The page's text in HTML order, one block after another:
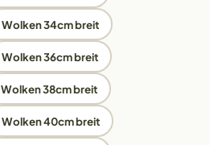
Wolken 34cm breit
Wolken 36cm breit
Wolken 38cm breit
Wolken 40cm breit